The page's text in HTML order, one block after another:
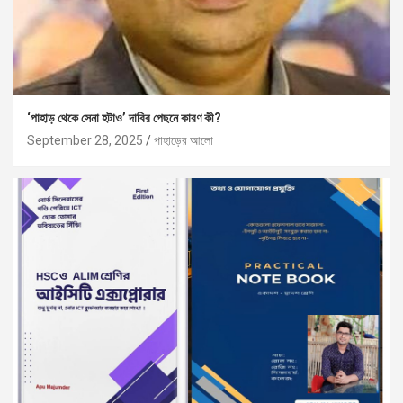
‘পাহাড় থেকে সেনা হটাও’ দাবির পেছনে কারণ কী?
September 28, 2025
পাহাড়ের আলো